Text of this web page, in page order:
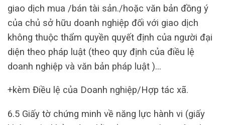
giao dịch mua /bán tài sản./hoặc văn bản đồng ý
của chủ sở hữu doanh nghiệp đối với giao dịch
không thuộc thẩm quyền quyết định của người đại
diện theo pháp luật (theo quy định của điều lệ
doanh nghiệp và văn bản pháp luật )…
+kèm Điều lệ của Doanh nghiệp/Hợp tác xã.
6.5 Giấy tờ chứng minh về năng lực hành vi (giấy